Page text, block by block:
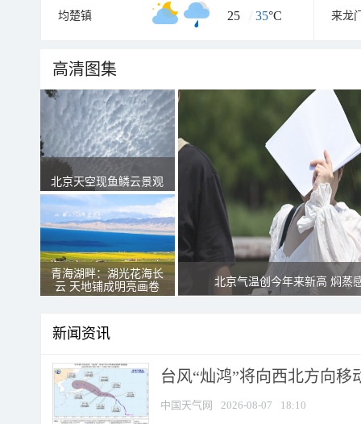
均楚镇 25 / 35°C 来龙
高清图集
北京天空现鱼鳞云景观
青海湖畔：湖光花海长
云 天地铺成明亮画卷
北京气温创今年来新高 焖蒸
新闻资讯
台风“灿鸿”将向西北方向移
中国天气网 2026-08-07 18:10